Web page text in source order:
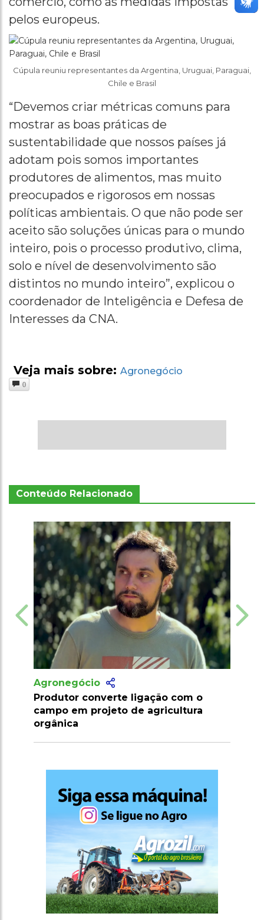
pelos europeus.
Cúpula reuniu representantes da Argentina, Uruguai, Paraguai,
Chile e Brasil
“Devemos criar métricas comuns para
mostrar as boas práticas de
sustentabilidade que nossos países já
adotam pois somos importantes
produtores de alimentos, mas muito
preocupados e rigorosos em nossas
políticas ambientais. O que não pode ser
aceito são soluções únicas para o mundo
inteiro, pois o processo produtivo, clima,
solo e nível de desenvolvimento são
distintos no mundo inteiro”, explicou o
coordenador de Inteligência e Defesa de
Interesses da CNA.
Veja mais sobre: Agronegócio
0
Conteúdo Relacionado
Agronegócio
Marrocos suspende tarifas de
importação de carnes e ovinos até
2026